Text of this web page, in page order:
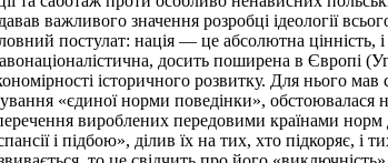
важливого значення розробці ідеології
постулат: нація — це абсолютна цінність,
досить поширена в Європі
історичного розвитку. Для нього
«єдиної норми поведінки», обстоювалася
вироблених передовими країнами норм
і підбою», ділив їх на тих, хто підкоряє, і